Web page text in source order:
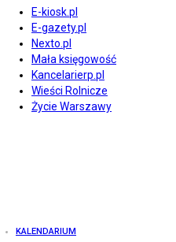
E-kiosk.pl
E-gazety.pl
Nexto.pl
Mała księgowość
Kancelarierp.pl
Wieści Rolnicze
Życie Warszawy
KALENDARIUM